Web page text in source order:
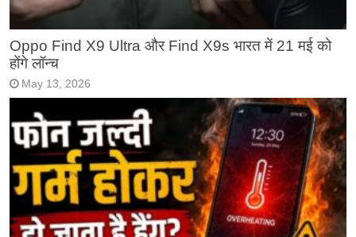
Oppo Find X9 Ultra और Find X9s भारत में 21 मई को
होंगे लॉन्च
May 13, 2026